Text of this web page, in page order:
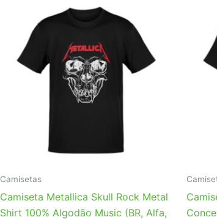
Camisetas
Camiseta Metallica Skull Rock Metal
Shirt 100% Algodão Music (BR, Alfa,